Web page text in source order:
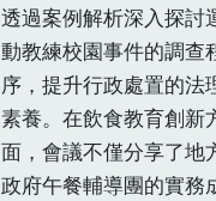
透過案例解析深入探討
動教練校園事件的調查
序，提升行政處置的法
素養。在飲食教育創新
面，會議不僅分享了地
政府午餐輔導團的實務